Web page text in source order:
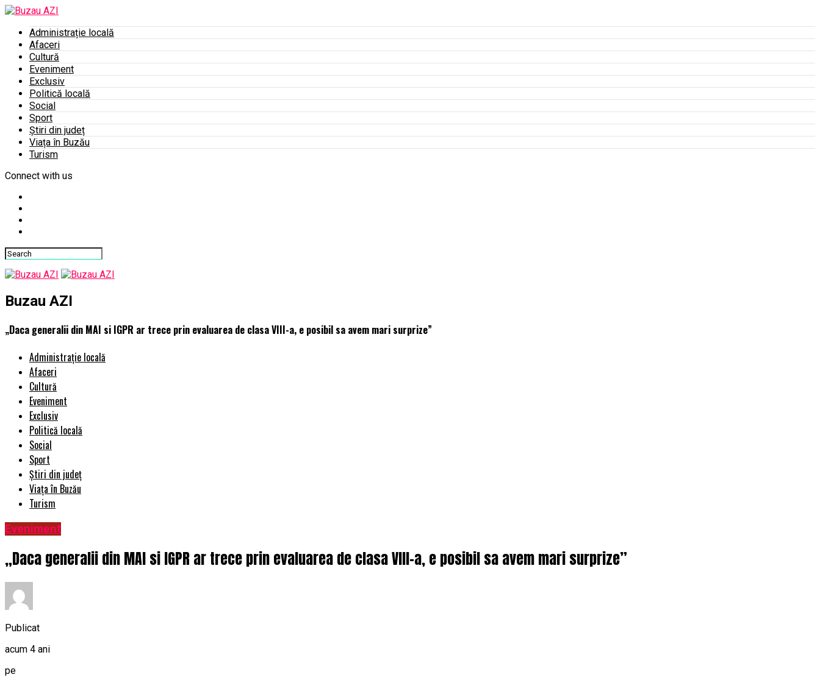
Administrație locală
Afaceri
Cultură
Eveniment
Exclusiv
Politică locală
Social
Sport
Știri din județ
Viața în Buzău
Turism
Connect with us
Buzau AZI
„Daca generalii din MAI si IGPR ar trece prin evaluarea de clasa VIII-a, e posibil sa avem mari surprize”
Administrație locală
Afaceri
Cultură
Eveniment
Exclusiv
Politică locală
Social
Sport
Știri din județ
Viața în Buzău
Turism
Eveniment
„Daca generalii din MAI si IGPR ar trece prin evaluarea de clasa VIII-a, e posibil sa avem mari surprize”
Publicat
acum 4 ani
pe